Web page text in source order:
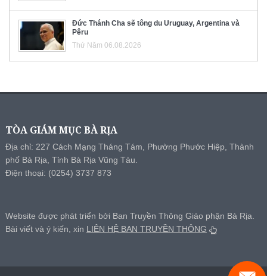
Đức Thánh Cha sẽ tông du Uruguay, Argentina và
Pêru
Thứ Năm 06.08.2026
TÒA GIÁM MỤC BÀ RỊA
Địa chỉ: 227 Cách Mạng Tháng Tám, Phường Phước Hiệp, Thành
phố Bà Rịa, Tỉnh Bà Rịa Vũng Tàu.
Điện thoại: (0254) 3737 873
Website được phát triển bởi Ban Truyền Thông Giáo phận Bà Rịa.
Bài viết và ý kiến, xin LIÊN HỆ BAN TRUYỀN THÔNG